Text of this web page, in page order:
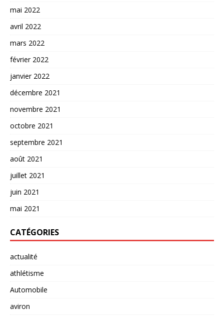
mai 2022
avril 2022
mars 2022
février 2022
janvier 2022
décembre 2021
novembre 2021
octobre 2021
septembre 2021
août 2021
juillet 2021
juin 2021
mai 2021
CATÉGORIES
actualité
athlétisme
Automobile
aviron